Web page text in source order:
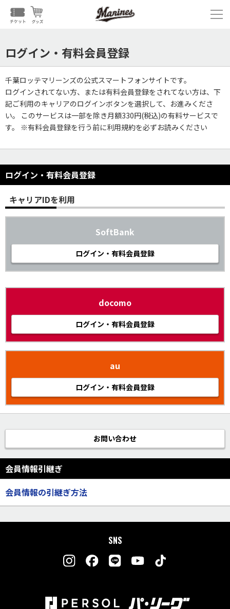
ログイン・有料会員登録
千葉ロッテマリーンズの公式スマートフォンサイトです。
ログインされてない方、または有料会員登録をされてない方は、下
記ご利用のキャリアのログインボタンを選択して、お進みくださ
い。 このサービスは一部を除き月額330円(税込)の有料サービスで
す。 ※有料会員登録を行う前に利用規約を必ずお読みください
ログイン・有料会員登録
キャリアIDを利用
SoftBank
ログイン・有料会員登録
docomo
ログイン・有料会員登録
au
ログイン・有料会員登録
お問い合わせ
会員情報引継ぎ
会員情報の引継ぎ方法
SNS